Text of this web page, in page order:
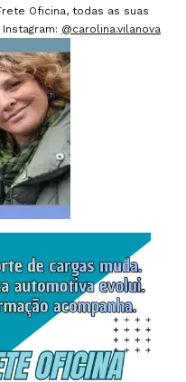
Oficina, todas as suas
@carolina.vilanova